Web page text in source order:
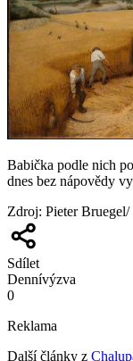
Babička podle nich
dnes bez nápovědy
Zdroj: Pieter
Sdílet
Dennívýzva
0
Reklama
Další články z